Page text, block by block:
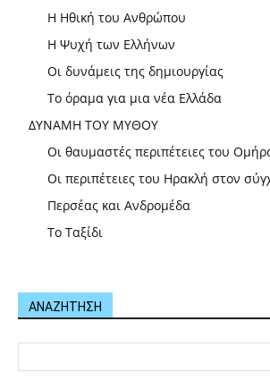
Η Ηθική του Ανθρώπου
Η Ψυχή των Ελλήνων
Οι δυνάμεις της δημιουργίας
Το όραμα για μια νέα Ελλάδα
ΔΥΝΑΜΗ ΤΟΥ ΜΥΘΟΥ
Οι θαυμαστές περιπέτειες του
Οι περιπέτειες του Ηρακλή στον
Περσέας και Ανδρομέδα
Το Ταξίδι
ΑΝΑΖΗΤΗΣΗ